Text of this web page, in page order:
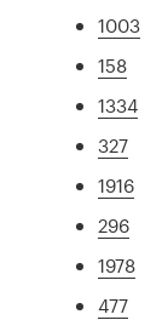
1003
158
1334
327
1916
296
1978
477